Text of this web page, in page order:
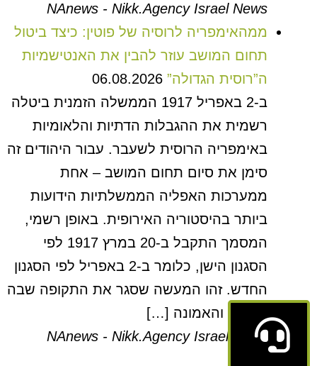
NAnews - Nikk.Agency Israel News
ממהאימפריה לרוסיה של פוטין: כיצד ביטול
תחום המושב עוזר להבין את האנטישמיות
ה”רוסית הגדולה” 06.08.2026
ב-2 באפריל 1917 הממשלה הזמנית ביטלה
רשמית את ההגבלות הדתיות והלאומיות
באימפריה הרוסית לשעבר. עבור היהודים זה
סימן את סיום תחום המושב – אחת
ממערכות האפליה הממשלתיות הידועות
ביותר בהיסטוריה האירופית. באופן רשמי,
המסמך התקבל ב-20 במרץ 1917 לפי
הסגנון הישן, כלומר ב-2 באפריל לפי הסגנון
החדש. זהו המעשה שסגר את התקופה שבה
המוצא והאמונה […]
NAnews - Nikk.Agency Israel News